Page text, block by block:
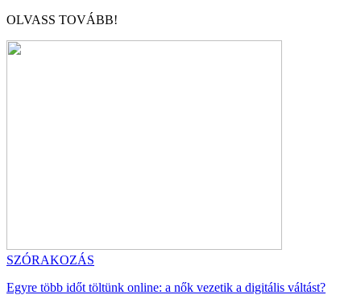
OLVASS TOVÁBB!
SZÓRAKOZÁS
Egyre több időt töltünk online: a nők vezetik a digitális váltást?